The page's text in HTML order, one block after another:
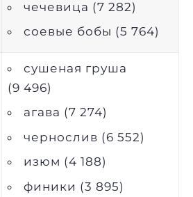
чечевица (7 282)
соевые бобы (5 764)
сушеная груша
(9 496)
агава (7 274)
чернослив (6 552)
изюм (4 188)
финики (3 895)